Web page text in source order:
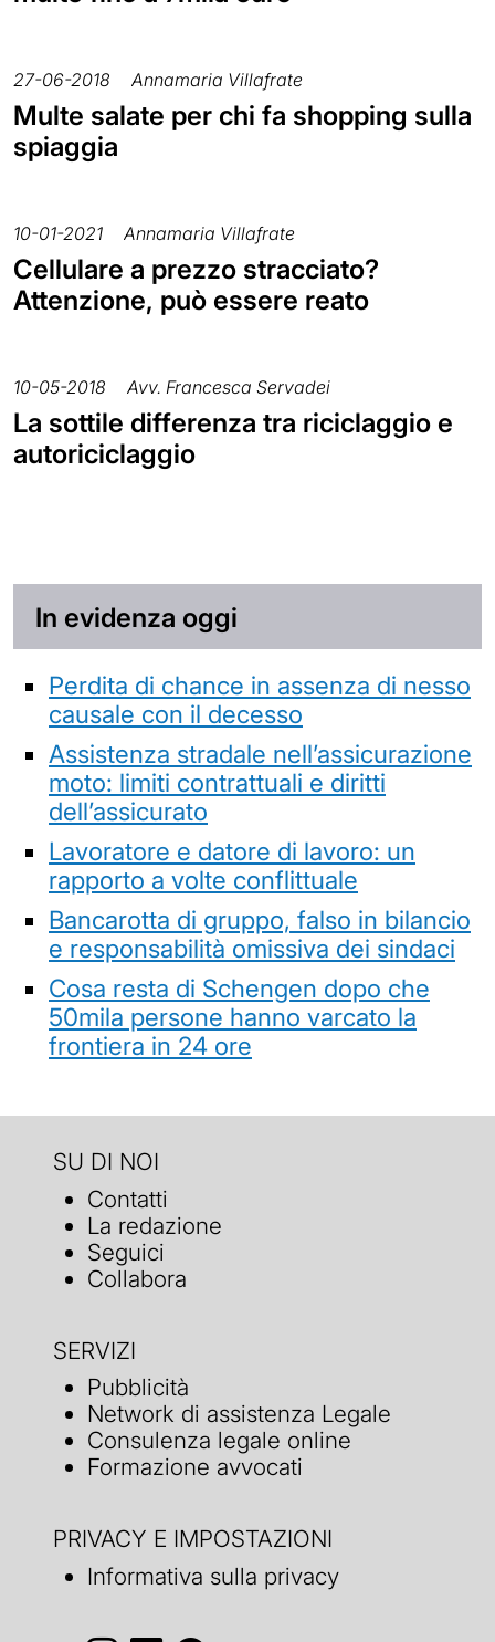
27-06-2018 Annamaria Villafrate
Multe salate per chi fa shopping sulla
spiaggia
10-01-2021 Annamaria Villafrate
Cellulare a prezzo stracciato?
Attenzione, può essere reato
10-05-2018 Avv. Francesca Servadei
La sottile differenza tra riciclaggio e
autoriciclaggio
In evidenza oggi
Perdita di chance in assenza di nesso
causale con il decesso
Assistenza stradale nell’assicurazione
moto: limiti contrattuali e diritti
dell’assicurato
Lavoratore e datore di lavoro: un
rapporto a volte conflittuale
Bancarotta di gruppo, falso in bilancio
e responsabilità omissiva dei sindaci
Cosa resta di Schengen dopo che
50mila persone hanno varcato la
frontiera in 24 ore
SU DI NOI
Contatti
La redazione
Seguici
Collabora
SERVIZI
Pubblicità
Network di assistenza Legale
Consulenza legale online
Formazione avvocati
PRIVACY E IMPOSTAZIONI
Informativa sulla privacy